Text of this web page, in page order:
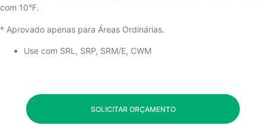
com 10°F.
* Aprovado apenas para Áreas Ordinárias.
Use com SRL, SRP, SRM/E, CWM
SOLICITAR ORÇAMENTO